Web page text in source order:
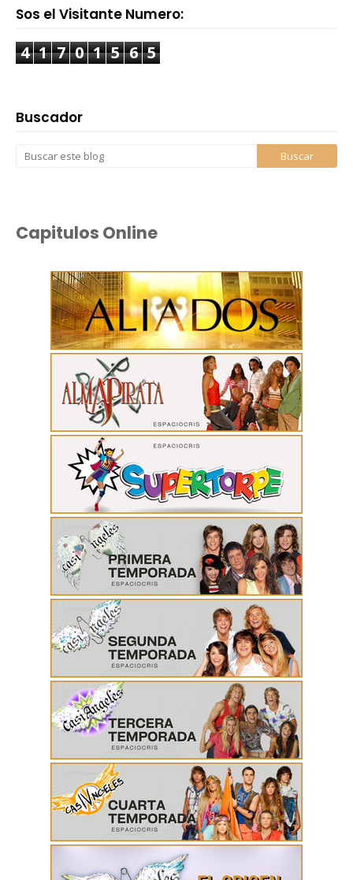
Sos el Visitante Numero:
4 1 7 0 1 5 6 5
Buscador
Capitulos Online